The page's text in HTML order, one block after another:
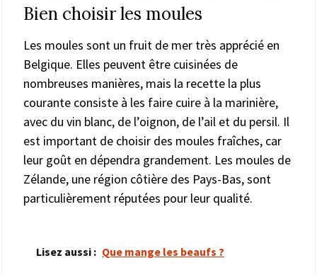
Bien choisir les moules
Les moules sont un fruit de mer très apprécié en
Belgique. Elles peuvent être cuisinées de
nombreuses manières, mais la recette la plus
courante consiste à les faire cuire à la marinière,
avec du vin blanc, de l’oignon, de l’ail et du persil. Il
est important de choisir des moules fraîches, car
leur goût en dépendra grandement. Les moules de
Zélande, une région côtière des Pays-Bas, sont
particulièrement réputées pour leur qualité.
Lisez aussi : Que mange les beaufs ?